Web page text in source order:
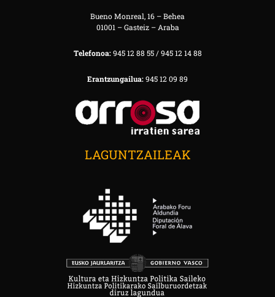
Bueno Monreal, 16 – Behea
01001 – Gasteiz – Araba
Telefonoa:945 12 88 55 / 945 12 14 88
Erantzungailua:945 12 09 89
LAGUNTZAILEAK